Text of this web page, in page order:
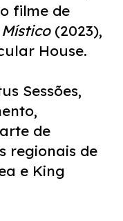
filme de
(2023),
House.
Sessões,
de
regionais de
e King